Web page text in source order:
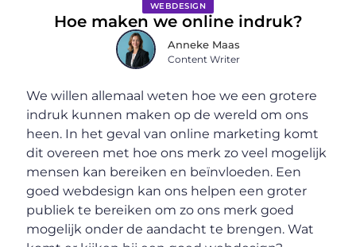
WEBDESIGN
Hoe maken we online indruk?
Anneke Maas
Content Writer
We willen allemaal weten hoe we een grotere
indruk kunnen maken op de wereld om ons
heen. In het geval van online marketing komt
dit overeen met hoe ons merk zo veel mogelijk
mensen kan bereiken en beïnvloeden. Een
goed webdesign kan ons helpen een groter
publiek te bereiken om zo ons merk goed
mogelijk onder de aandacht te brengen. Wat